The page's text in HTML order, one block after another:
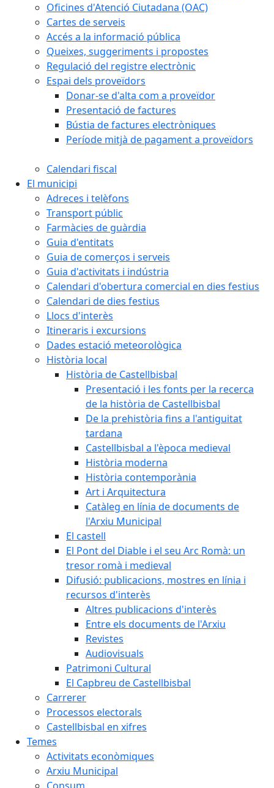
Oficines d'Atenció Ciutadana (OAC)
Cartes de serveis
Accés a la informació pública
Queixes, suggeriments i propostes
Regulació del registre electrònic
Espai dels proveïdors
Donar-se d'alta com a proveïdor
Presentació de factures
Bústia de factures electròniques
Període mitjà de pagament a proveïdors
Calendari fiscal
El municipi
Adreces i telèfons
Transport públic
Farmàcies de guàrdia
Guia d'entitats
Guia de comerços i serveis
Guia d'activitats i indústria
Calendari d'obertura comercial en dies festius
Calendari de dies festius
Llocs d'interès
Itineraris i excursions
Dades estació meteorològica
Història local
Història de Castellbisbal
Presentació i les fonts per la recerca
de la història de Castellbisbal
De la prehistòria fins a l'antiguitat
tardana
Castellbisbal a l'època medieval
Història moderna
Història contemporània
Art i Arquitectura
Catàleg en línia de documents de
l'Arxiu Municipal
El castell
El Pont del Diable i el seu Arc Romà: un
tresor romà i medieval
Difusió: publicacions, mostres en línia i
recursos d'interès
Altres publicacions d'interès
Entre els documents de l'Arxiu
Revistes
Audiovisuals
Patrimoni Cultural
El Capbreu de Castellbisbal
Carrerer
Processos electorals
Castellbisbal en xifres
Temes
Activitats econòmiques
Arxiu Municipal